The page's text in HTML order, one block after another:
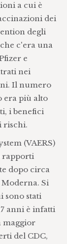
a cui è
dei
degli
c'era una
e
nei
Il numero
era più alto
i benefici
rischi.
(VAERS)
rapporti
dopo circa
Si
sono stati
anni è infatti
maggior
del CDC,